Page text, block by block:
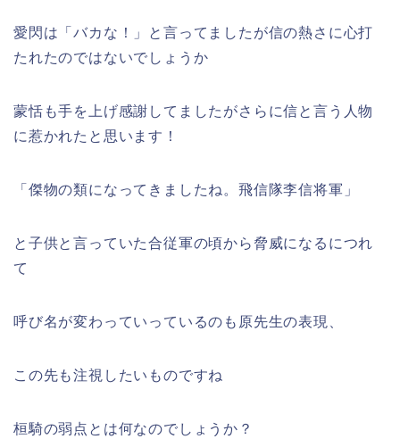
愛閃は「バカな！」と言ってましたが信の熱さに心打
たれたのではないでしょうか
蒙恬も手を上げ感謝してましたがさらに信と言う人物
に惹かれたと思います！
「傑物の類になってきましたね。飛信隊李信将軍」
と子供と言っていた合従軍の頃から脅威になるにつれ
て
呼び名が変わっていっているのも原先生の表現、
この先も注視したいものですね
桓騎の弱点とは何なのでしょうか？